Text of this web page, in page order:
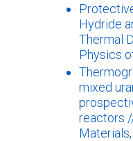
Hydride
Thermal
Physics
mixed
reactors